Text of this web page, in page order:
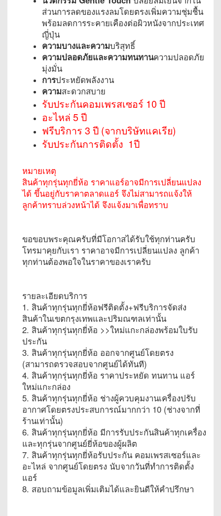
ส่วนการลดของแรงลมโดยตรงเพิ่มความชุ่มชื้น
พร้อมลดการระคายเคืองต่อผิวหนังจากประเทศ
ญี่ปุ่น
ความบางและความบริสุทธิ์
ความปลอดภัยและความทนทานความปลอดภัย
มุ่งมั่น
การประหยัดพลังงาน
ความสะดวกสบาย
รับประกันคอมเพรสเซอร์ 10 ปี
อะไหล่ 5 ปี
ฟรีบริการ 3 ปี (จากบริษัทแคเรีย)
รับประกันการติดตั้ง 1ปี
หมายเหตุ
สินค้าทุกรุ่นทุกยี่ห้อ ราคาแอร์อาจมีการเปลี่ยนแปลง
ได้ ขึ้นอยู่กับราคาตลาดแอร์ จึงไม่สามารถแจ้งให้
ลูกค้าทราบล่วงหน้าได้ จึงแจ้งมาเพื่อทราบ
ขอขอบพระคุณครับที่มีโอกาสได้รับใช้ทุกท่านครับ
โทรมาคุยกับเรา ราคาอาจมีการเปลี่ยนแปลง ลูกค้า
ทุกท่านต้องพอใจในราคาของเราครับ
รายละเอียดบริการ
1. สินค้าทุกรุ่นทุกยี่ห้อฟรีติดตั้ง+ฟรีบริการจัดส่ง
สินค้าในเขตกรุงเทพและปริมณฑลเท่านั้น
2. สินค้าทุกรุ่นทุกยี่ห้อ >>ใหม่แกะกล่องพร้อมใบรับ
ประกัน
3. สินค้าทุกรุ่นทุกยี่ห้อ ออกจากศูนย์โดยตรง
(สามารถตรวจสอบจากศูนย์ได้ทันที)
4. สินค้าทุกรุ่นทุกยี่ห้อ ราคาประหยัด ทนทาน แอร์
ใหม่แกะกล่อง
5. สินค้าทุกรุ่นทุกยี่ห้อ ช่างผู้ควบคุมงานเครื่องปรับ
อากาศโดยตรงประสบการณ์มากกว่า 10 (ช่างจากที่
ร้านเท่านั้น)
6. สินค้าทุกรุ่นทุกยี่ห้อ มีการรับประกันสินค้าทุกเครื่อง
และทุกรุ่นจากศูนย์ยี่ห้อของผู้ผลิต
7. สินค้าทุกรุ่นทุกยี่ห้อรับประกัน คอมเพรสเซอร์และ
อะไหล่ จากศูนย์โดยตรง นับจากวันที่ทำการติดตั้ง
แอร์
8. สอบถามข้อมูลเพิ่มเติมได้และยินดีให้คำปรึกษา